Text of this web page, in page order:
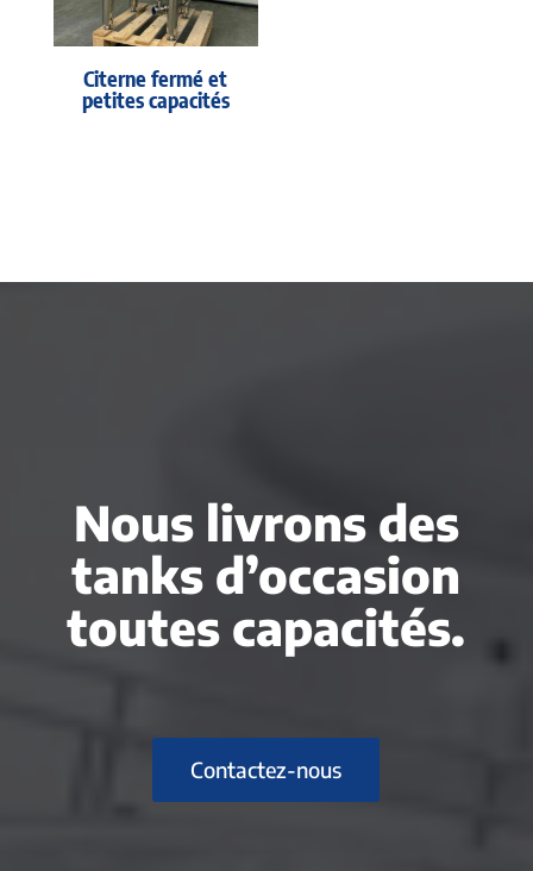
Citerne fermé et
petites capacités
Nous livrons des
tanks d’occasion
toutes capacités.
Contactez-nous